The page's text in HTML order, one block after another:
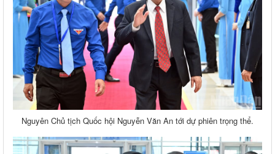
Nguyên Chủ tịch Quốc hội Nguyễn Văn An tới dự phiên trọng thể.